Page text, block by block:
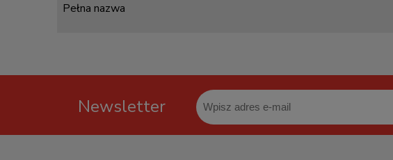
Pełna nazwa
Newsletter